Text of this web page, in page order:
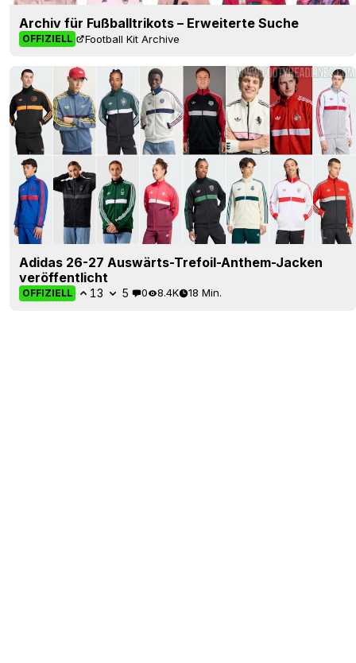
Archiv für Fußballtrikots – Erweiterte Suche
OFFIZIELL Football Kit Archive
Adidas 26-27 Auswärts-Trefoil-Anthem-Jacken
veröffentlicht
OFFIZIELL 13 5 0 8.4K 18 Min.